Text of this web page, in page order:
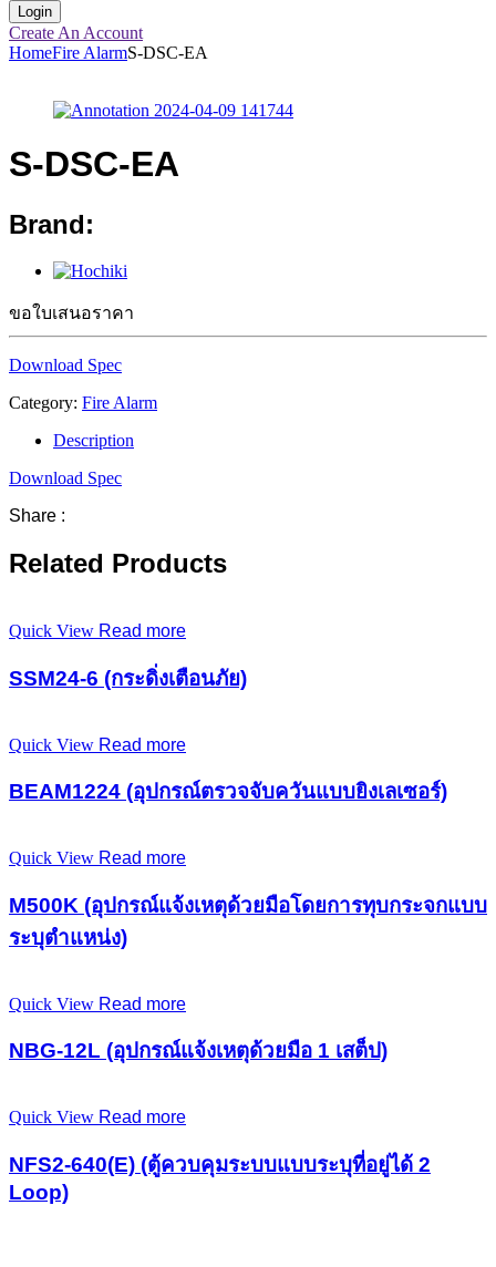
Create An Account
HomeFire AlarmS-DSC-EA
S-DSC-EA
Brand:
ขอใบเสนอราคา
Download Spec
Category: Fire Alarm
Description
Download Spec
Share :
Related Products
Quick View Read more
SSM24-6 (กระดิ่งเตือนภัย)
Quick View Read more
BEAM1224 (อุปกรณ์ตรวจจับควันแบบยิงเลเซอร์)
Quick View Read more
M500K (อุปกรณ์แจ้งเหตุด้วยมือโดยการทุบกระจกแบบ
ระบุตำแหน่ง)
Quick View Read more
NBG-12L (อุปกรณ์แจ้งเหตุด้วยมือ 1 เสต็ป)
Quick View Read more
NFS2-640(E) (ตู้ควบคุมระบบแบบระบุที่อยู่ได้ 2
Loop)